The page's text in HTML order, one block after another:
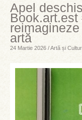
Apel
artă
24 Martie 2026 / Artă și